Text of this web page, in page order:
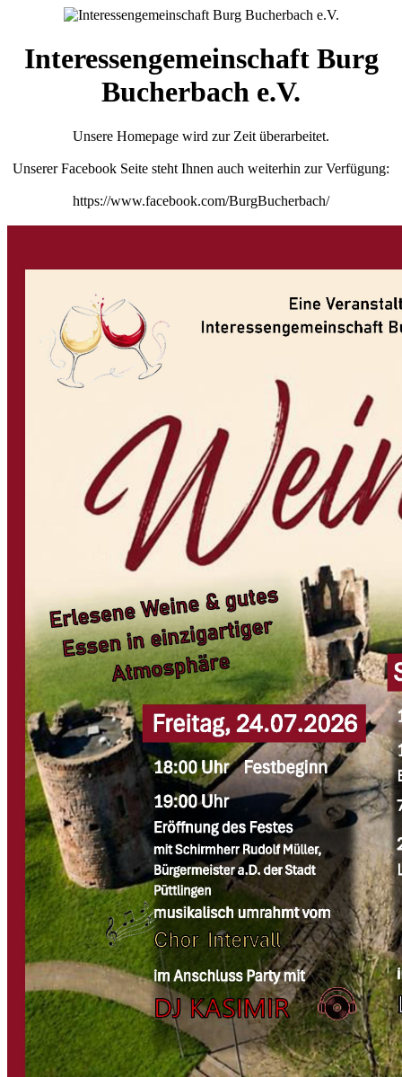
Interessengemeinschaft Burg
Bucherbach e.V.
Unsere Homepage wird zur Zeit überarbeitet.
Unserer Facebook Seite steht Ihnen auch weiterhin zur Verfügung:
https://www.facebook.com/BurgBucherbach/